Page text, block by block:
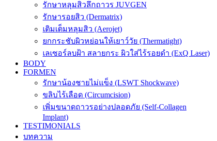
รักษาหลุมสิวลึกถาวร JUVGEN
รักษารอยสิว (Dermatrix)
เติมเต็มหลุมสิว (Aerojet)
ยกกระชับผิวหย่อนให้เยาว์วัย (Thermatight)
เลเซอร์ลบฝ้า สลายกระ ผิวใส่ไร้รอยดำ (ExQ Laser)
BODY
FORMEN
รักษาน้องชายไม่แข็ง (LSWT Shockwave)
ขลิบไร้เลือด (Circumcision)
เพิ่มขนาดถาวรอย่างปลอดภัย (Self-Collagen
Implant)
TESTIMONIALS
บทความ